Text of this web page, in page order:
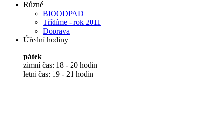
Různé
BIOODPAD
Třídíme - rok 2011
Doprava
Úřední hodiny
pátek
zimní čas: 18 - 20 hodin
letní čas: 19 - 21 hodin